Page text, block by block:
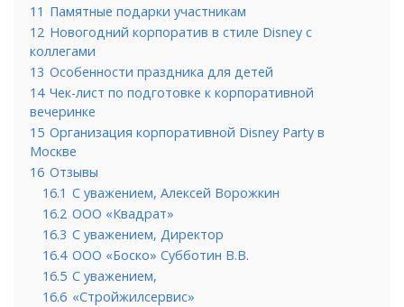
11 Памятные подарки участникам
12 Новогодний корпоратив в стиле Disney с
коллегами
13 Особенности праздника для детей
14 Чек-лист по подготовке к корпоративной
вечеринке
15 Организация корпоративной Disney Party в
Москве
16 Отзывы
16.1 С уважением, Алексей Ворожкин
16.2 ООО «Квадрат»
16.3 С уважением, Директор
16.4 ООО «Боско» Субботин В.В.
16.5 С уважением,
16.6 «Стройжилсервис»